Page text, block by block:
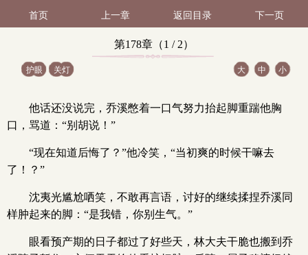
首页 上一章 返回目录 下一页
第178章（1 / 2）
护眼 关灯 大 中 小
他话还没说完，乔溪憋着一口气努力抬起脚重踹他胸
口，骂道：“别胡说！”
“现在知道后悔了？”他冷笑，“当初爽的时候干嘛去
了！？”
沈夷光尴尬哂笑，不敢再言语，讨好的继续揉捏乔溪同
样肿起来的脚：“是我错，你别生气。”
眼看预产期的日子都过了好些天，林大夫干脆也搬到乔